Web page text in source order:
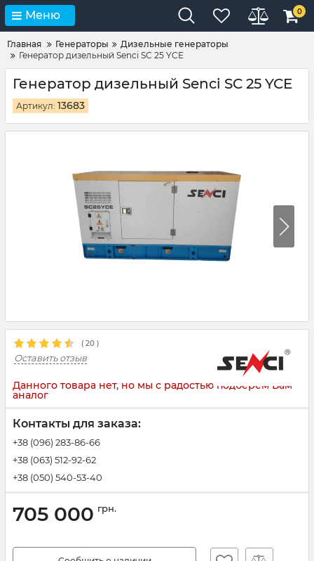
Меню 0
Главная Генераторы
Дизельные генераторы
Генератор дизельный Senci SC 25 YCE
Генератор дизельный Senci SC 25 YCE
Артикул: 13683
( 20 )
Оставить отзыв
Данного товара нет, но мы с радостью подберем Вам
аналог
Контакты для заказа:
+38 (096) 283-86-66
+38 (063) 512-92-62
+38 (050) 540-53-40
705 000 грн.